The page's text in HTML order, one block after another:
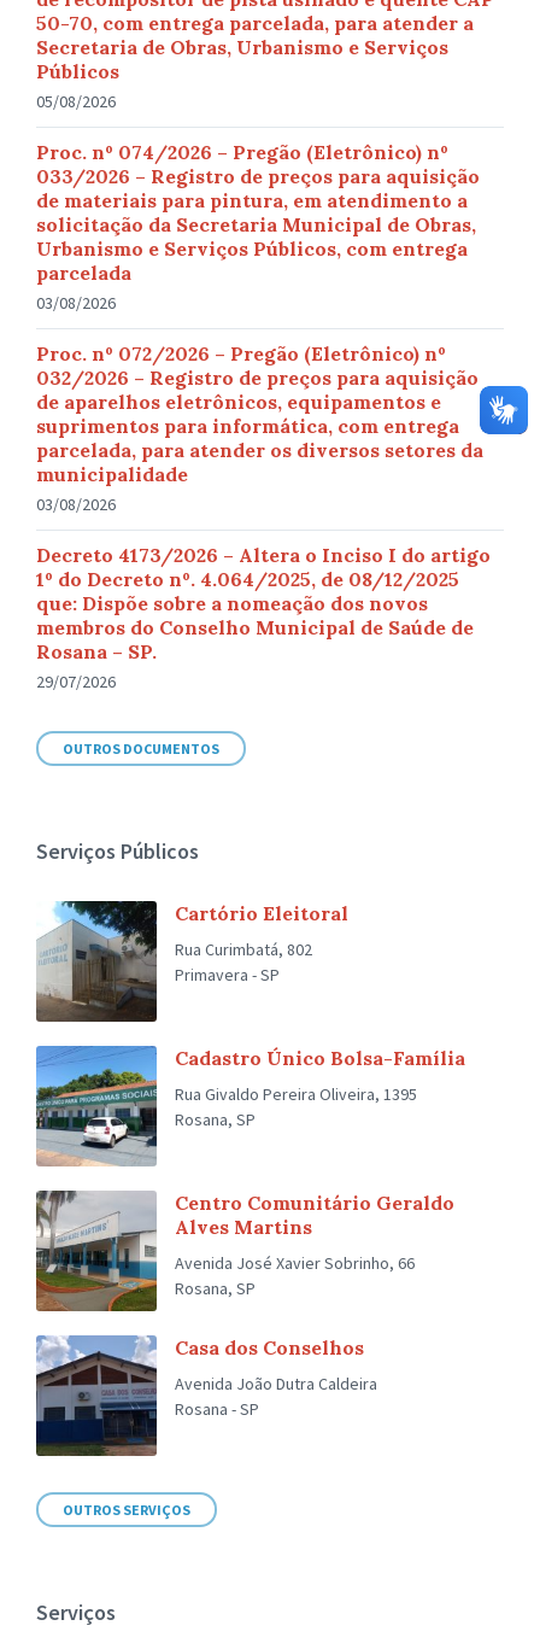
50-70, com entrega parcelada, para atender a
Secretaria de Obras, Urbanismo e Serviços
Públicos
05/08/2026
Proc. nº 074/2026 – Pregão (Eletrônico) nº
033/2026 – Registro de preços para aquisição
de materiais para pintura, em atendimento a
solicitação da Secretaria Municipal de Obras,
Urbanismo e Serviços Públicos, com entrega
parcelada
03/08/2026
Proc. nº 072/2026 – Pregão (Eletrônico) nº
032/2026 – Registro de preços para aquisição
de aparelhos eletrônicos, equipamentos e
suprimentos para informática, com entrega
parcelada, para atender os diversos setores da
municipalidade
03/08/2026
Decreto 4173/2026 – Altera o Inciso I do artigo
1º do Decreto nº. 4.064/2025, de 08/12/2025
que: Dispõe sobre a nomeação dos novos
membros do Conselho Municipal de Saúde de
Rosana – SP.
29/07/2026
OUTROS DOCUMENTOS
Serviços Públicos
Cartório Eleitoral
Rua Curimbatá, 802
Primavera - SP
Cadastro Único Bolsa-Família
Rua Givaldo Pereira Oliveira, 1395
Rosana, SP
Centro Comunitário Geraldo
Alves Martins
Avenida José Xavier Sobrinho, 66
Rosana, SP
Casa dos Conselhos
Avenida João Dutra Caldeira
Rosana - SP
OUTROS SERVIÇOS
Serviços